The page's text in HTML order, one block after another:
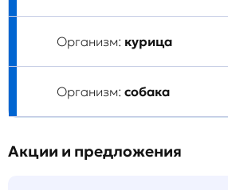
Организм: курица
Организм: собака
Акции и предложения